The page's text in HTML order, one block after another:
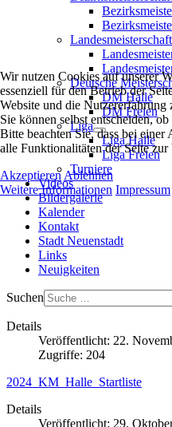
Landesmeisterschaft
Deutsche
DM Halle
DM Freien
Liga
Liga Halle
Liga Freien
Turniere
Videos
Bildergalerie
Kalender
Kontakt
Stadt Neuenstadt
Links
Neuigkeiten
Suchen
Details
Veröffentlicht: 22.
Zugriffe: 204
2024_KM_Halle_Startliste
Details
Veröffentlicht: 29.
Wir nutzen Cookies auf unserer
essenziell für den Betrieb der
Website und die Nutzererfahrung
Sie können selbst entscheiden,
Bitte beachten Sie, dass bei
alle Funktionalitäten der Seite zur
Akzeptieren Ablehnen
Weitere Informationen Impressum